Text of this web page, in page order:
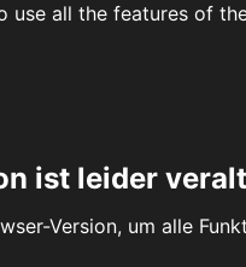
use all the features of
ist leider
Version, um alle